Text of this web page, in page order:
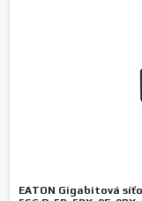
EATON Gigabitová